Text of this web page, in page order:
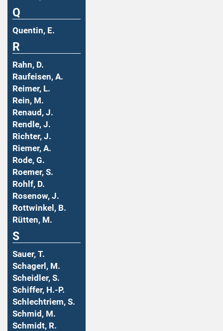
Q
Quentin, E.
R
Rahn, D.
Raufeisen, A.
Reimer, L.
Rein, M.
Renaud, J.
Rendle, J.
Richter, J.
Riemer, A.
Rode, G.
Roemer, S.
Rohlf, D.
Rosenow, J.
Rottwinkel, B.
Rütten, M.
S
Sauer, T.
Schagerl, M.
Scheidler, S.
Schiffer, H.-P.
Schlechtriem, S.
Schmid, M.
Schmidt, R.